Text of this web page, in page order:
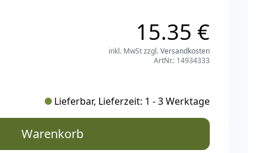
15.35 €
inkl. MwSt zzgl.Versandkosten
ArtNr.: 14934333
Lieferbar, Lieferzeit: 1 - 3 Werktage
Warenkorb